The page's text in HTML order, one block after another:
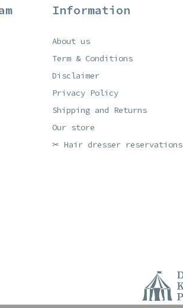
Information
About us
Term & Conditions
Disclaimer
Privacy Policy
Shipping and Returns
Our store
✂ Hair dresser reservations